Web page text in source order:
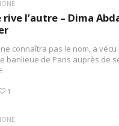
rive l’autre – Dima
connaîtra pas le nom, a
banlieue de Paris auprès de
1